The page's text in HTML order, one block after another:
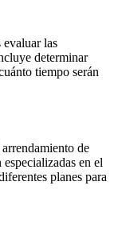
evaluar las
determinar
tiempo serán
de
especializadas en el
planes para